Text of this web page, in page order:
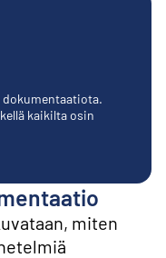
dokumentaatiota.
kaikilta osin
miten